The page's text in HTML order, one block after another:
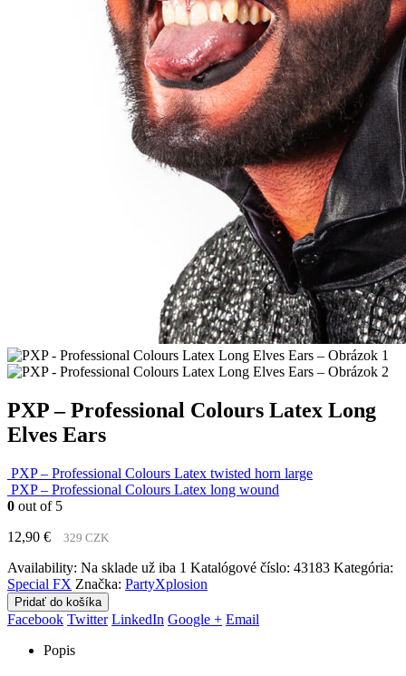
PXP – Professional Colours Latex Long
Elves Ears
PXP – Professional Colours Latex twisted horn large
PXP – Professional Colours Latex long wound
0 out of 5
12,90 € 329 CZK
Availability: Na sklade už iba 1 Katalógové číslo: 43183 Kategória:
Special FX Značka: PartyXplosion
Pridať do košíka
Facebook Twitter LinkedIn Google + Email
Popis